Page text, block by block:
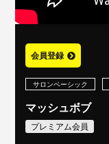
会員登録
サロンベーシック
マッシュボブ
プレミアム会員